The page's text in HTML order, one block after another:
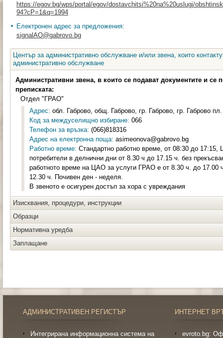
https://egov.bg/wps/portal/egov/dostavchitsi%20na%20uslugi/
94?cP=1&q=1994
Електронен адрес за предложения:
signalAO@gabrovo.bg
Център за административно обслужване и/или звена, които
административно обслужване
Административни звена, в които се подават документите и се
преписката:
Отдел "ГРАО"
Адрес: обл. Габрово, общ. Габрово, гр. Габрово, гр. Габрово
Код за междуселищно избиране: 066
Телефон за връзка: (066)818316
Адрес на електронна поща: asimeonova@gabrovo.bg
Работно време: Стандартно работно време, от 08:30 до
потребители в делнични дни от 8.30 ч до 17.15 ч. без
работното време на ЦАО за услуги ГРАО е от 8.30 ч. до 17.00
12.30 ч. Почивен ден - неделя.
В звеното е осигурен достъп за хора с увреждания
Изисквания, процедури, инструкции
Образци
Нормативна уредба
Заплащане
АДМИНИСТРАТИВЕН РЕГИСТЪР
Интегрирана информационна система на
ИНТЕРНЕТ
evroto.bg: